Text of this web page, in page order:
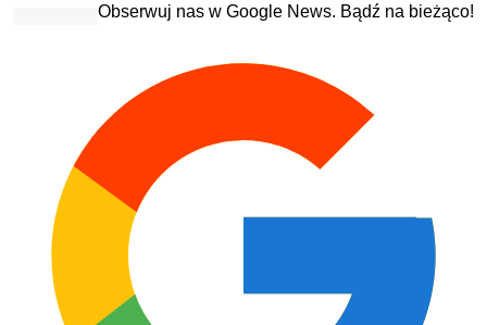
Obserwuj nas w Google News. Bądź na bieżąco!